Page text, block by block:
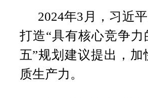
2024年3月，习近
打造“具有核心竞争
五”规划建议提出，
质生产力。